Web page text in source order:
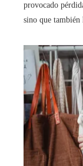
provocado
sino que